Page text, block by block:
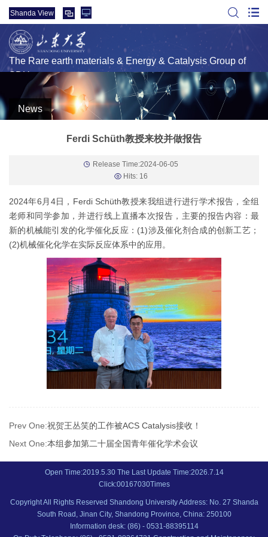
Shanda View
The Rare earth materials & Energy & Catalysis Group of
SDU
News
Ferdi Schüth教授来校并做报告
Release Time:2024-06-05
Hits: 16
2024年6月4日，Ferdi Schüth教授来我组进行进行学术报告，全组
老师和同学参加，并进行线上直播本次报告，主要的报告内容：最
新的机械能引发的化学催化反应：(1)涉及催化剂合成的创新工艺；
(2)机械催化化学在实际反应体系中的应用。
Prev One:祝贺王丛笑的工作被ACS Catalysis接收！
Next One:本组参加第二十届全国青年催化学术会议
Open Time:2019.5.30 The Last Update Time:2026.7.14
Click:00167030Times
Copyright All Rights Reserved Shandong University Address: No. 27 Shanda
South Road, Jinan City, Shandong Province, China: 250100
Information desk: (86) - 0531-88395114